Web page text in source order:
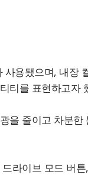
사용됐으며, 내장
티를 표현하고자
을 줄이고 차분한
라이브 모드 버튼